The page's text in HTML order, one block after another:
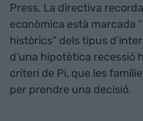
Press. La directiva
econòmica està marcada
històrics” dels tipus
d’una hipotètica recessió
criteri de Pi, que les
per prendre una decisió.